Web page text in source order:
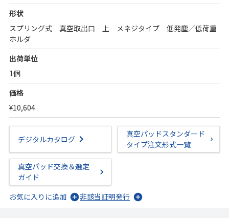
形状
スプリング式 真空取出口 上 メネジタイプ 低発塵／低荷重
ホルダ
出荷単位
1個
価格
¥10,604
デジタルカタログ
真空パッドスタンダード
タイプ注文形式一覧
真空パッド交換＆選定
ガイド
お気に入りに追加
非該当証明発行